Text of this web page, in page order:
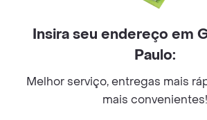
Facebook
Twitter
©2026Rappi Inc. All rights
Insira seu endereço em
Paulo:
Melhor serviço, entregas mais
mais convenientes!